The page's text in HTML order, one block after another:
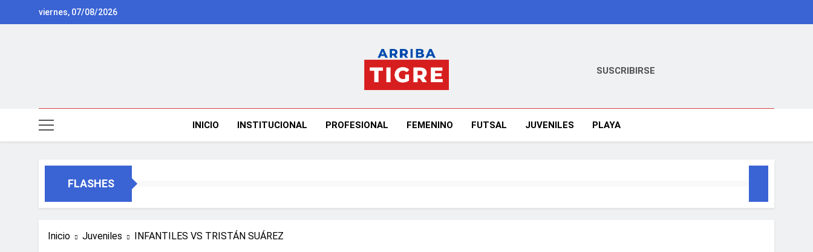
viernes, 07/08/2026
Arriba Tigre
SUSCRIBIRSE
INICIO INSTITUCIONAL PROFESIONAL FEMENINO FUTSAL JUVENILES PLAYA
FLASHES
Inicio Juveniles INFANTILES VS TRISTÁN SUÁREZ